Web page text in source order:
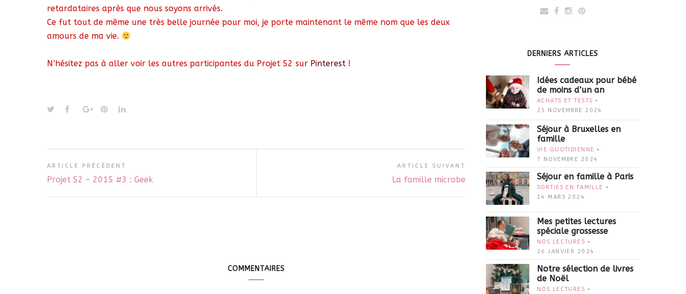
retardataires après que nous soyons arrivés.
Ce fut tout de même une très belle journée pour moi, je porte maintenant le même nom que les deux
amours de ma vie.
N’hésitez pas à aller voir les autres participantes du Projet 52 sur Pinterest !
ARTICLE PRÉCÉDENT
Projet 52 – 2015 #3 : Geek
ARTICLE SUIVANT
La famille microbe
COMMENTAIRES
DERNIERS ARTICLES
Idées cadeaux pour bébé
de moins d’un an
ACHATS ET TESTS
25 NOVEMBRE 2024
Séjour à Bruxelles en
famille
VIE QUOTIDIENNE
7 NOVEMBRE 2024
Séjour en famille à Paris
SORTIES EN FAMILLE
14 MARS 2024
Mes petites lectures
spéciale grossesse
NOS LECTURES
26 JANVIER 2024
Notre sélection de livres
de Noël
NOS LECTURES